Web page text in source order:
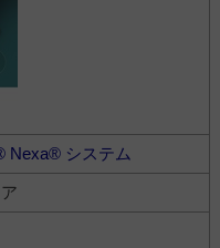
Nexa® システム